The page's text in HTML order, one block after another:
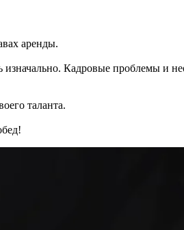
аренды.
Кадровые проблемы и
таланта.